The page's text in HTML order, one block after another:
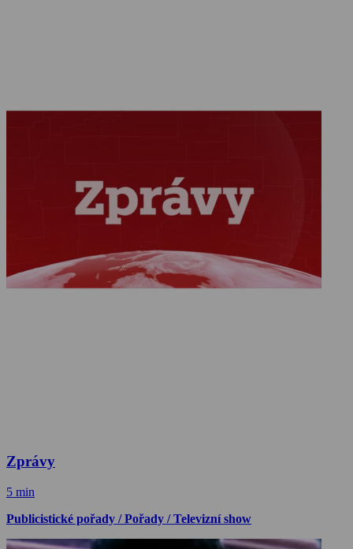
Zprávy
5 min
Publicistické pořady / Pořady / Televizní show